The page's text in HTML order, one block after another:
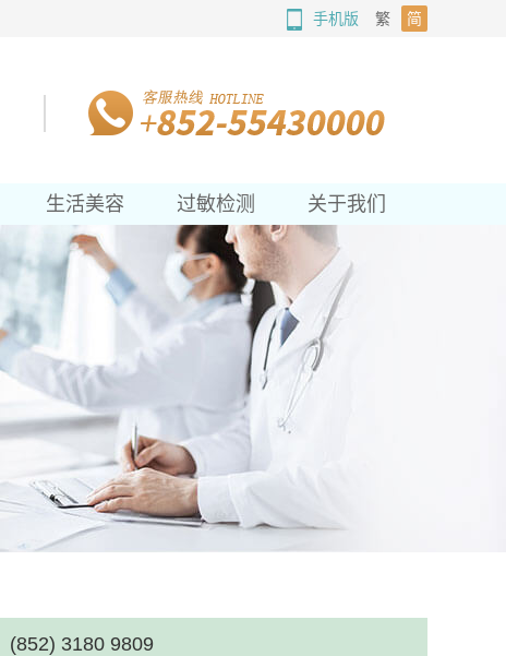
手机版 繁 简
生活美容 过敏检测 关于我们
(852) 3180 9809